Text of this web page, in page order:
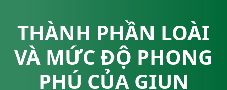
THÀNH PHẦN LOÀI
VÀ MỨC ĐỘ PHONG
PHÚ CỦA GIUN